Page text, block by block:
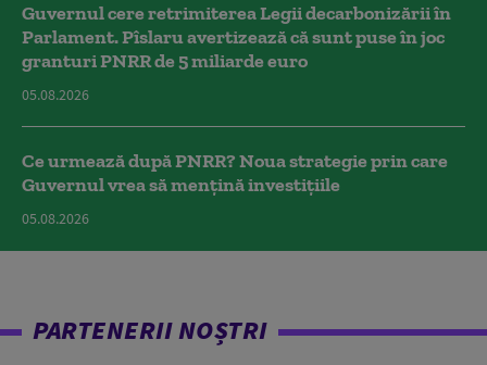
Guvernul cere retrimiterea Legii decarbonizării în
Parlament. Pîslaru avertizează că sunt puse în joc
granturi PNRR de 5 miliarde euro
05.08.2026
Ce urmează după PNRR? Noua strategie prin care
Guvernul vrea să mențină investițiile
05.08.2026
PARTENERII NOȘTRI